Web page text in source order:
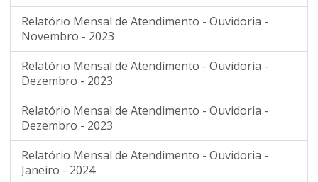
Relatório Mensal de Atendimento - Ouvidoria -
Novembro - 2023
Relatório Mensal de Atendimento - Ouvidoria -
Dezembro - 2023
Relatório Mensal de Atendimento - Ouvidoria -
Dezembro - 2023
Relatório Mensal de Atendimento - Ouvidoria -
Janeiro - 2024